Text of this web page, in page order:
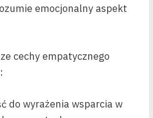
emocjonalny aspekt
cechy empatycznego
do wyrażenia wsparcia w